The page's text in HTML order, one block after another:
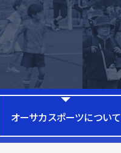
オーサカスポーツについて